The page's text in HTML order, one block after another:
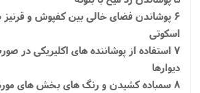
6 پوشاندن فضای خالی بین کفپوش و قرنیز
اسکوتی
7 استفاده از پوشاننده‌ های اکلیریکی در
دیوارها
8 سمباده کشیدن و رنگ های بخش های مورد نیاز